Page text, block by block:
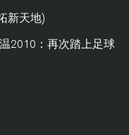
新天地)
2010：再次踏上足球